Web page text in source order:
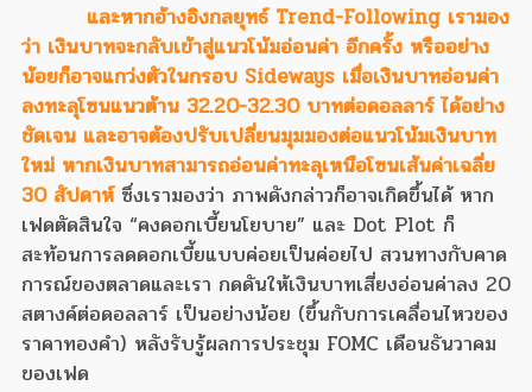
และหากอ้างอิงกลยุทธ์ Trend-Following เรามอง
ว่า เงินบาทจะกลับเข้าสู่แนวโน้มอ่อนค่า อีกครั้ง หรืออย่าง
น้อยก็อาจแกว่งตัวในกรอบ Sideways เมื่อเงินบาทอ่อนค่า
ลงทะลุโซนแนวต้าน 32.20-32.30 บาทต่อดอลลาร์ ได้อย่าง
ชัดเจน และอาจต้องปรับเปลี่ยนมุมมองต่อแนวโน้มเงินบาท
ใหม่ หากเงินบาทสามารถอ่อนค่าทะลุเหนือโซนเส้นค่าเฉลี่ย
30 สัปดาห์ ซึ่งเรามองว่า ภาพดังกล่าวก็อาจเกิดขึ้นได้ หาก
เฟดตัดสินใจ “คงดอกเบี้ยนโยบาย” และ Dot Plot ก็
สะท้อนการลดดอกเบี้ยแบบค่อยเป็นค่อยไป สวนทางกับคาด
การณ์ของตลาดและเรา กดดันให้เงินบาทเสี่ยงอ่อนค่าลง 20
สตางค์ต่อดอลลาร์ เป็นอย่างน้อย (ขึ้นกับการเคลื่อนไหวของ
ราคาทองคำ) หลังรับรู้ผลการประชุม FOMC เดือนธันวาคม
ของเฟด